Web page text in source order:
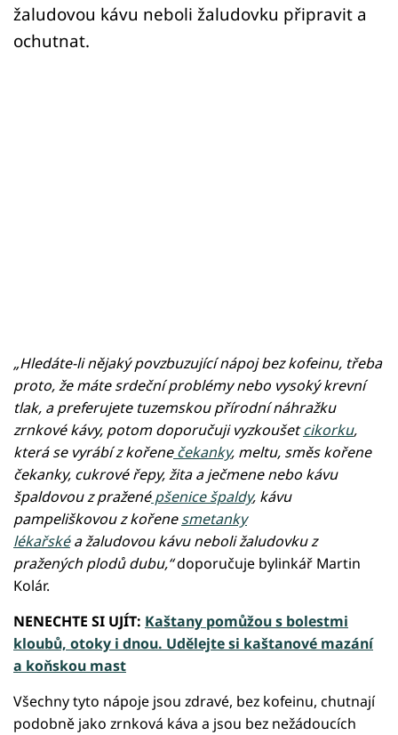
žaludovou kávu neboli žaludovku připravit a
ochutnat.
„Hledáte-li nějaký povzbuzující nápoj bez kofeinu, třeba
proto, že máte srdeční problémy nebo vysoký krevní
tlak, a preferujete tuzemskou přírodní náhražku
zrnkové kávy, potom doporučuji vyzkoušetcikorku,
která se vyrábí z kořenečekanky, meltu, směs kořene
čekanky, cukrové řepy, žita a ječmene nebo kávu
špaldovou z praženépšenice špaldy, kávu
pampeliškovou z kořenesmetanky
lékařskéa žaludovou kávu neboli žaludovku z
pražených plodů dubu,“doporučuje bylinkář Martin
Kolár.
NENECHTE SI UJÍT: Kaštany pomůžou s bolestmi
kloubů, otoky i dnou. Udělejte si kaštanové mazání
a koňskou mast
Všechny tyto nápoje jsou zdravé, bez kofeinu, chutnají
podobně jako zrnková káva a jsou bez nežádoucích